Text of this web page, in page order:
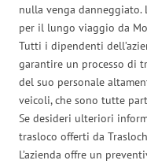
nulla venga danneggiato.
per il lungo viaggio da
Tutti i dipendenti
garantire un processo di
del suo personale
veicoli, che sono tutte
Se desideri ulteriori
trasloco offerti da
L’azienda offre un